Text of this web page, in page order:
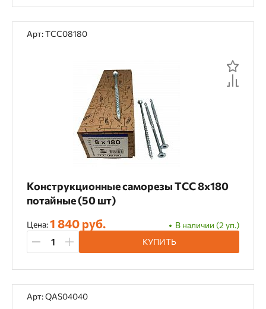
Арт: TCC08180
Конструкционные саморезы TCC 8х180
потайные (50 шт)
Цена:1 840 руб.
В наличии (2 уп.)
КУПИТЬ
Арт: QAS04040